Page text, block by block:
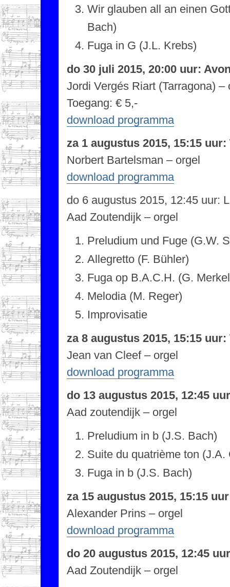
Wir glauben all an einen
Bach)
Fuga in G (J.L. Krebs)
do 30 juli 2015, 20:00 uur:
Jordi Vergés Riart (Tarragona) –
Toegang: € 5,-
download programma
za 1 augustus 2015, 15:15
Norbert Bartelsman – orgel
download programma
do 6 augustus 2015, 12:45 uur:
Aad Zoutendijk – orgel
Preludium und Fuge (G.W.
Allegretto (F. Bühler)
Fuga op B.A.C.H. (G.
Melodia (M. Reger)
Improvisatie
za 8 augustus 2015, 15:15
Jean van Cleef – orgel
download programma
do 13 augustus 2015, 12:45
Aad zoutendijk – orgel
Preludium in b (J.S. Bach)
Suite du quatrième ton (J.A.
Fuga in b (J.S. Bach)
za 15 augustus 2015, 15:15
Alexander Prins – orgel
download programma
do 20 augustus 2015, 12:45
Aad Zoutendijk – orgel